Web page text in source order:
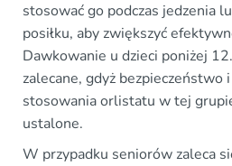
stosować go podczas jedzenia
posiłku, aby zwiększyć
Dawkowanie u dzieci poniżej
zalecane, gdyż bezpieczeństwo
stosowania orlistatu w tej
ustalone.
W przypadku seniorów zaleca